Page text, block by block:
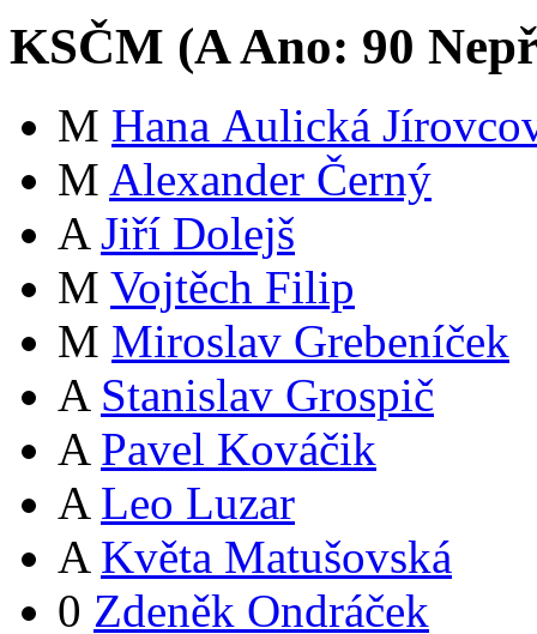
KSČM (AAno: 90
M Hana Aulická
M Alexander Černý
A Jiří Dolejš
M Vojtěch Filip
M Miroslav Grebeníček
A Stanislav Grospič
A Pavel Kováčik
A Leo Luzar
A Květa Matušovská
0 Zdeněk Ondráček